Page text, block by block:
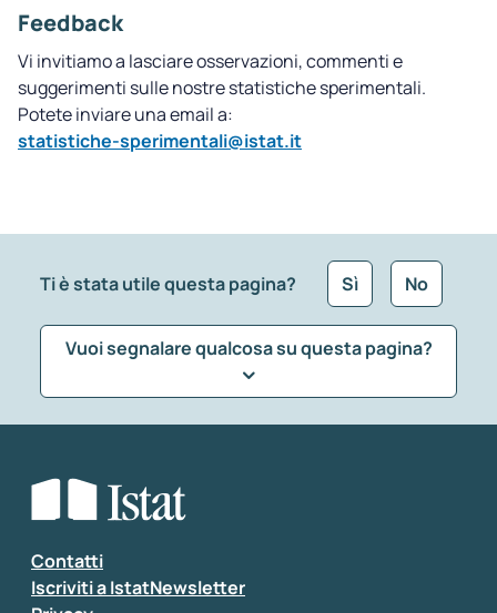
Feedback
Vi invitiamo a lasciare osservazioni, commenti e
suggerimenti sulle nostre statistiche sperimentali.
Potete inviare una email a:
statistiche-sperimentali@istat.it
Ti è stata utile questa pagina? Sì No
Vuoi segnalare qualcosa su questa pagina?
Seleziona la tipologia della segnalazione
Inserisci il tuo commento
Contatti
Iscriviti a IstatNewsletter